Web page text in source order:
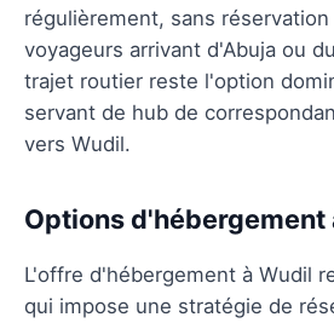
régulièrement, sans
voyageurs arrivant d'Abuja ou
trajet routier reste l'option
servant de hub de
vers Wudil.
Options d'hébergement
L'offre d'hébergement à Wudil
qui impose une stratégie de